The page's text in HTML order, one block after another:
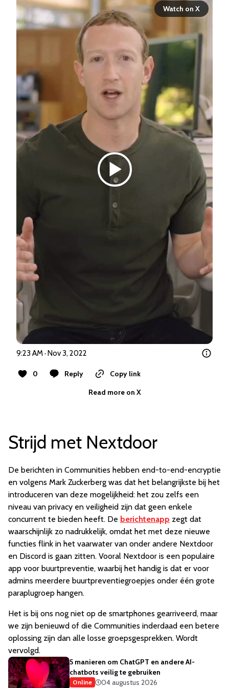
Watch on X
9:23 AM · Nov 3, 2022
0 Reply
Copy link
Read more on X
Strijd met Nextdoor
De berichten in Communities hebben end-to-end-encryptie
en volgens Mark Zuckerberg was dat het belangrijkste bij het
introduceren van deze mogelijkheid: het zou zelfs een
niveau van privacy en veiligheid zijn dat geen enkele
concurrent te bieden heeft. De berichtenapp zegt dat
waarschijnlijk zo nadrukkelijk, omdat het met deze nieuwe
functies flink in het vaarwater van onder andere Nextdoor
en Discord is gaan zitten. Vooral Nextdoor is een populaire
app voor buurtpreventie, waarbij het handig is dat er voor
admins meerdere buurtpreventiegroepjes onder één grote
paraplugroep hangen.
Het is bij ons nog niet op de smartphones gearriveerd, maar
we zijn benieuwd of die Communities inderdaad een betere
oplossing zijn dan alle losse groepsgesprekken. Wordt
vervolgd.
5 manieren om ChatGPT en andere AI-
chatbots veilig te gebruiken
Online
04 augustus 2026